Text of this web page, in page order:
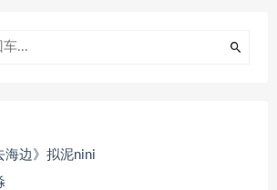
海边》拟泥nini